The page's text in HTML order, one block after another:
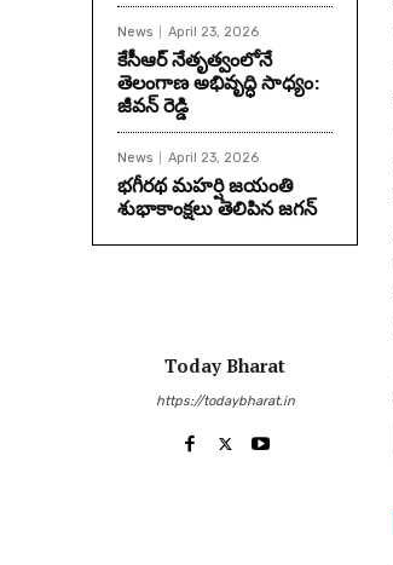
News April 23, 2026
కేసీఆర్ నేతృత్వంలోనే
తెలంగాణ అభివృద్ధి సాధ్యం:
జీవన్ రెడ్డి
News April 23, 2026
భగీరథ మహర్షి జయంతి
శుభాకాంక్షలు తెలిపిన జగన్‌
Today Bharat
https://todaybharat.in